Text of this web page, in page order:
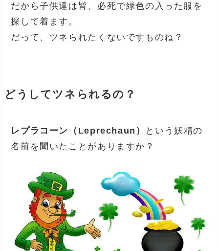
だから子供達は皆、必死で緑色の入った服を
探して着ます。
だって、ツネられたくないですものね？
どうしてツネられるの？
レプラコーン（Leprechaun）
という妖精の
名前を聞いたことがありますか？